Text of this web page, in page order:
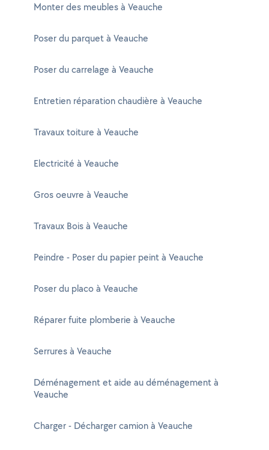
Monter des meubles à Veauche
Poser du parquet à Veauche
Poser du carrelage à Veauche
Entretien réparation chaudière à Veauche
Travaux toiture à Veauche
Electricité à Veauche
Gros oeuvre à Veauche
Travaux Bois à Veauche
Peindre - Poser du papier peint à Veauche
Poser du placo à Veauche
Réparer fuite plomberie à Veauche
Serrures à Veauche
Déménagement et aide au déménagement à
Veauche
Charger - Décharger camion à Veauche